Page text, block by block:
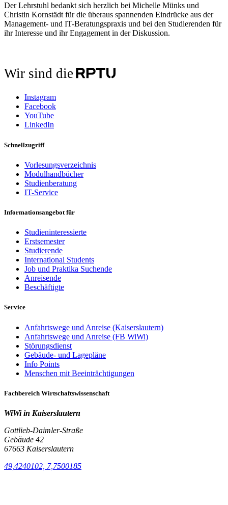
Der Lehrstuhl bedankt sich herzlich bei Michelle Münks und
Christin Kornstädt für die überaus spannenden Eindrücke aus der
Management- und IT-Beratungspraxis und bei den Studierenden für
ihr Interesse und ihr Engagement in der Diskussion.
Wir sind die
Instagram
Facebook
YouTube
LinkedIn
Schnellzugriff
Vorlesungsverzeichnis
Modulhandbücher
Studienberatung
IT-Service
Informationsangebot für
Studieninteressierte
Erstsemester
Studierende
International Students
Job und Praktika Suchende
Anreisende
Beschäftigte
Service
Anfahrtswege und Anreise (Kaiserslautern)
Anfahrtswege und Anreise (FB WiWi)
Störungsdienst
Gebäude- und Lagepläne
Info Points
Menschen mit Beeinträchtigungen
Fachbereich Wirtschaftswissenschaft
WiWi in Kaiserslautern
Gottlieb-Daimler-Straße
Gebäude 42
67663 Kaiserslautern
49,4240102, 7,7500185